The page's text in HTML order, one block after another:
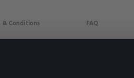
& Conditions FAQ